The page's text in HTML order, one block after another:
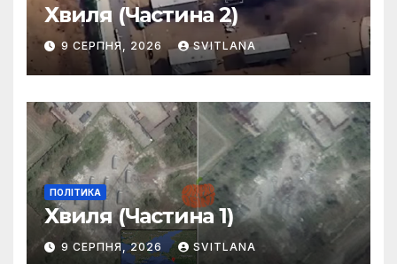
Хвиля (Частина 2)
9 СЕРПНЯ, 2026 SVITLANA
ПОЛІТИКА
Хвиля (Частина 1)
9 СЕРПНЯ, 2026 SVITLANA